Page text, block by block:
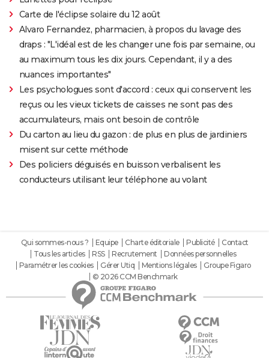
Carte de l'éclipse solaire du 12 août
Alvaro Fernandez, pharmacien, à propos du lavage des
draps : "L'idéal est de les changer une fois par semaine, ou
au maximum tous les dix jours. Cependant, il y a des
nuances importantes"
Les psychologues sont d'accord : ceux qui conservent les
reçus ou les vieux tickets de caisses ne sont pas des
accumulateurs, mais ont besoin de contrôle
Du carton au lieu du gazon : de plus en plus de jardiniers
misent sur cette méthode
Des policiers déguisés en buisson verbalisent les
conducteurs utilisant leur téléphone au volant
Qui sommes-nous ? Equipe Charte éditoriale Publicité
Contact
Tous les articles
RSS Recrutement
Données personnelles
Paramétrer les cookies
Gérer Utiq Mentions légales
Groupe Figaro
© 2026 CCM Benchmark